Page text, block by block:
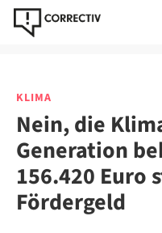
KLIMA
Nein, die
Generation
156.420 Euro
Fördergeld